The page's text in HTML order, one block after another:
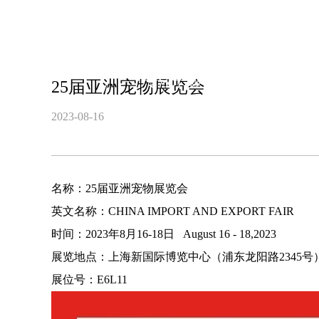
专注于膨化机械、食品机械
25届亚洲宠物展览会
2023-08-16
名称：25届亚洲宠物展览会
英文名称：CHINA IMPORT AND EXPORT FAIR
时间：2023年8月16-18日 August 16 - 18,2023
展览地点：上海新国际博览中心（浦东龙阳路2345号）
展位号：E6L11